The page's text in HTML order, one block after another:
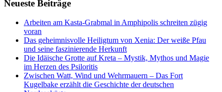
Neueste Beiträge
Arbeiten am Kasta-Grabmal in Amphipolis schreiten zügig
voran
Das geheimnisvolle Heiligtum von Xenia: Der weiße Pfau
und seine faszinierende Herkunft
Die Idäische Grotte auf Kreta – Mystik, Mythos und Magie
im Herzen des Psiloritis
Zwischen Watt, Wind und Wehrmauern – Das Fort
Kugelbake erzählt die Geschichte der deutschen